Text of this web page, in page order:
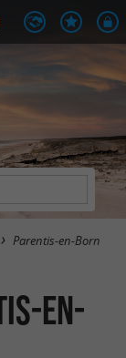
Parentis-en-Born
en-